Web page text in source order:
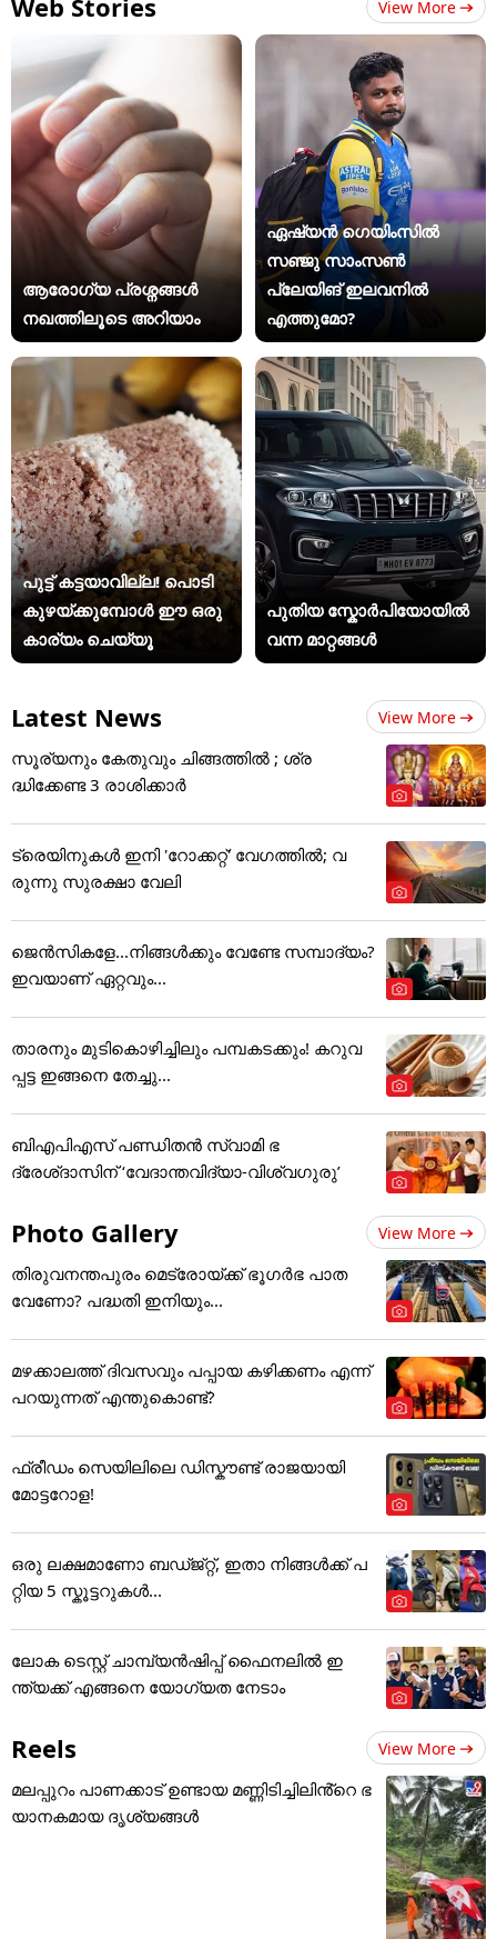
Web Stories View More
ആരോഗ്യ പ്രശ്നങ്ങൾ
നഖത്തിലൂടെ അറിയാം
ഏഷ്യന്‍ ഗെയിംസില്‍
സഞ്ജു സാംസണ്‍
പ്ലേയിങ് ഇലവനില്‍
എത്തുമോ?
പുട്ട് കട്ടയാവില്ല! പൊടി
കുഴയ്ക്കുമ്പോൾ ഈ ഒരു
കാര്യം ചെയ്യൂ
പുതിയ സ്കോർപിയോയിൽ
വന്ന മാറ്റങ്ങൾ
Latest News View More
സൂര്യനും കേതുവും ചിങ്ങത്തിൽ ; ശ്ര
ദ്ധിക്കേണ്ട 3 രാശിക്കാർ
ട്രെയിനുകൾ ഇനി 'റോക്കറ്റ്' വേഗത്തിൽ; വ
രുന്നു സുരക്ഷാ വേലി
ജെന്‍സികളേ...നിങ്ങള്‍ക്കും വേണ്ടേ സമ്പാദ്യം?
ഇവയാണ് ഏറ്റവും...
താരനും മുടികൊഴിച്ചിലും പമ്പകടക്കും! കറുവ
പ്പട്ട ഇങ്ങനെ തേച്ചു...
ബിഎപിഎസ് പണ്ഡിതൻ സ്വാമി ഭ
ദ്രേശ്ദാസിന് ‘വേദാന്തവിദ്യാ-വിശ്വഗുരു’
Photo Gallery View More
തിരുവനന്തപുരം മെട്രോയ്ക്ക് ഭൂഗര്‍ഭ പാത
വേണോ? പദ്ധതി ഇനിയും...
മഴക്കാലത്ത് ദിവസവും പപ്പായ കഴിക്കണം എന്ന്
പറയുന്നത് എന്തുകൊണ്ട്?
ഫ്രീഡം സെയിലിലെ ഡിസ്കൗണ്ട് രാജയായി
മോട്ടറോള!
ഒരു ലക്ഷമാണോ ബഡ്ജ്റ്റ്, ഇതാ നിങ്ങൾക്ക് പ
റ്റിയ 5 സ്കൂട്ടറുകൾ...
ലോക ടെസ്റ്റ് ചാമ്പ്യൻഷിപ്പ് ഫൈനലിൽ ഇ
ന്ത്യക്ക് എങ്ങനെ യോഗ്യത നേടാം
Reels View More
മലപ്പുറം പാണക്കാട് ഉണ്ടായ മണ്ണിടിച്ചിലിൻ്റെ ഭ
യാനകമായ ദൃശ്യങ്ങൾ